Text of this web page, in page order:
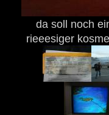
da soll noch
rieeesiger